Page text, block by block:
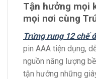
Tận hưởng mọi
mọi nơi cùng
Trứng rung 12 chế
pin AAA tiện dụng,
nguồn năng lượng
tận hưởng những